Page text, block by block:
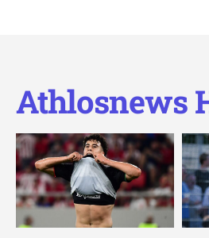
Athlosnews